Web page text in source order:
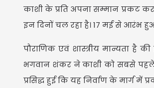
काशी के प्रति अपना सम्मान प्रकट
इन दिनों चल रहा है। 17 मई से आरंभ
पौराणिक एवं शास्त्रीय मान्यता है
भगवान शंकर ने काशी को सबसे पहले
प्रसिद्ध हुई कि यह निर्वाण के मार्ग में